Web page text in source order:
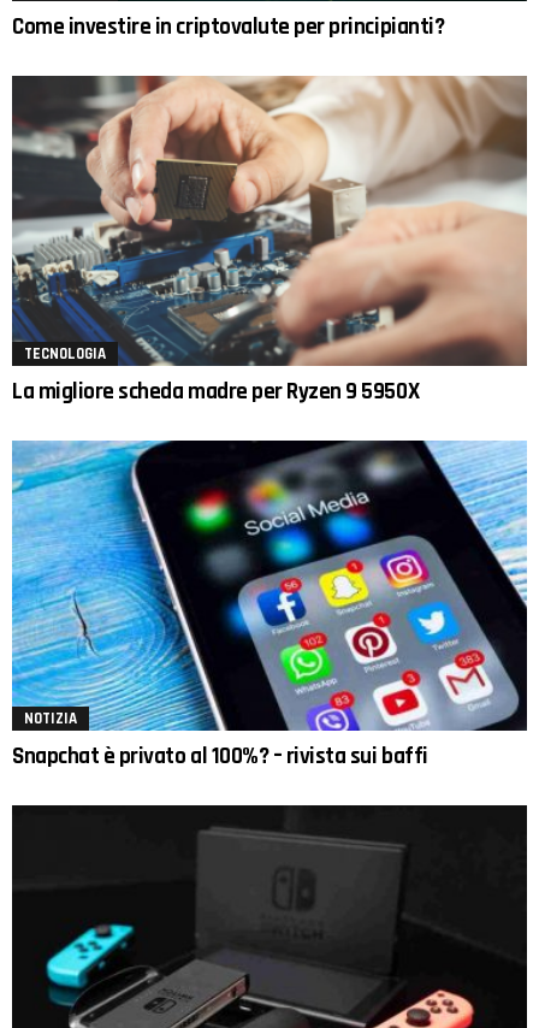
Come investire in criptovalute per principianti?
TECNOLOGIA
La migliore scheda madre per Ryzen 9 5950X
NOTIZIA
Snapchat è privato al 100%? – rivista sui baffi